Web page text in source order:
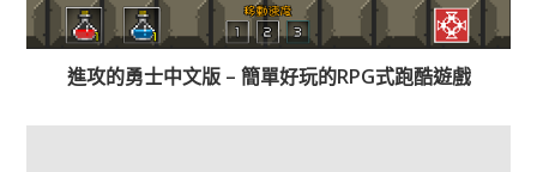
進攻的勇士中文版 – 簡單好玩的RPG式跑酷遊戲